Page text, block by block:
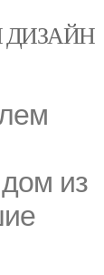
ДИЗАЙН
из